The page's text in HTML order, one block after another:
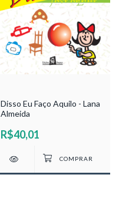
Disso Eu Faço Aquilo - Lana
Almeida
R$40,01